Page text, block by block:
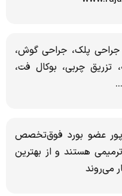
پلک، جراحی گوش،
تزریق چربی، بوکال فت،
عضو بورد فوق‌تخصص
هستند و از بهترین
می‌روند